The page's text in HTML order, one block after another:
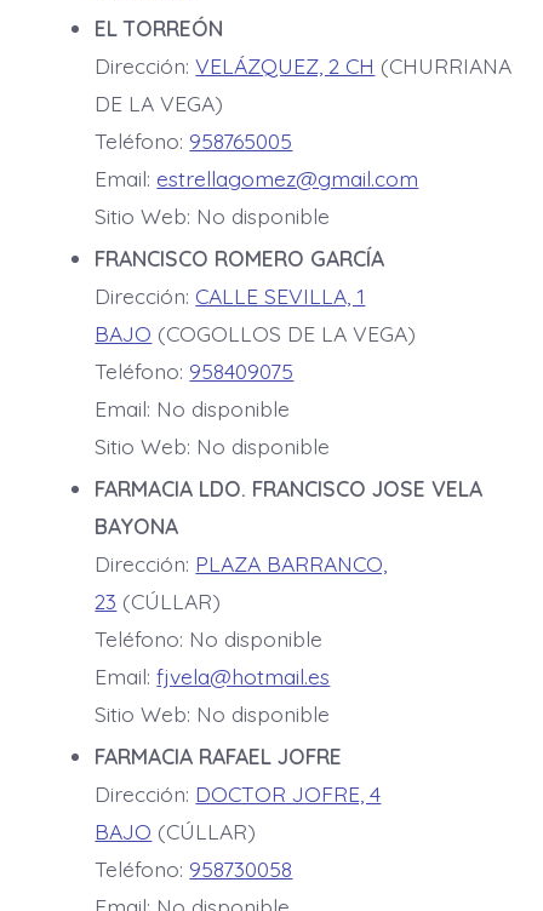
EL TORREÓN
Dirección:VELÁZQUEZ, 2 CH (CHURRIANA
DE LA VEGA)
Teléfono: 958765005
Email: estrellagomez@gmail.com
Sitio Web: No disponible
FRANCISCO ROMERO GARCÍA
Dirección: CALLE SEVILLA, 1
BAJO (COGOLLOS DE LA VEGA)
Teléfono: 958409075
Email: No disponible
Sitio Web: No disponible
FARMACIA LDO. FRANCISCO JOSE VELA
BAYONA
Dirección: PLAZA BARRANCO,
23 (CÚLLAR)
Teléfono: No disponible
Email:fjvela@hotmail.es
Sitio Web: No disponible
FARMACIA RAFAEL JOFRE
Dirección: DOCTOR JOFRE, 4
BAJO (CÚLLAR)
Teléfono: 958730058